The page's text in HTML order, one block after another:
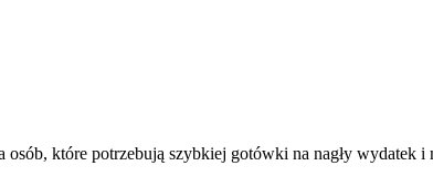
które potrzebują szybkiej gotówki na nagły wydatek